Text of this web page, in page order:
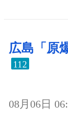
広島「原
112
08月06日